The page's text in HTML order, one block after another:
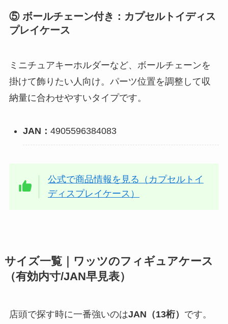
⑤ ボールチェーン付き：カプセルトイディス
プレイケース
ミニチュアキーホルダーなど、ボールチェーンを
掛けて飾りたい人向け。パーツ位置を調整して収
納量に合わせやすいタイプです。
JAN： 4905596384083
公式で商品情報を見る（カプセルトイ
ディスプレイケース）
サイズ一覧｜ワッツのフィギュアケース
（有効内寸/JAN早見表）
店頭で探す時に一番強いのはJAN（13桁） です。